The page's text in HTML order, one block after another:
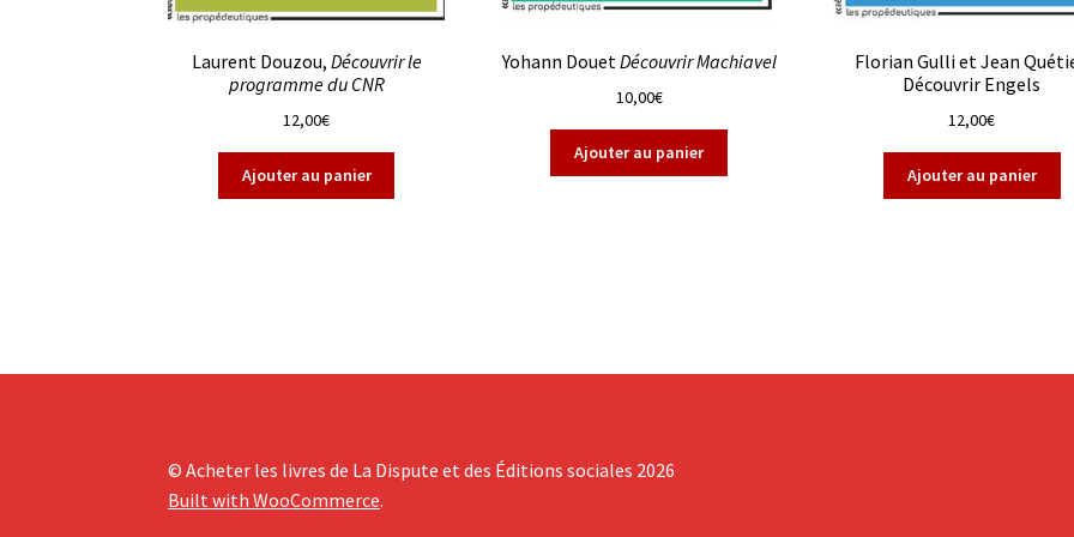
Laurent Douzou, Découvrir le
programme du CNR
12,00€
Ajouter au panier
Yohann DouetDécouvrir Machiavel
10,00€
Ajouter au panier
Florian Gulli et Jean
Découvrir Engels
12,00€
Ajouter au panier
© Acheter les livres de La Dispute et des Éditions sociales 2026
Built with WooCommerce.